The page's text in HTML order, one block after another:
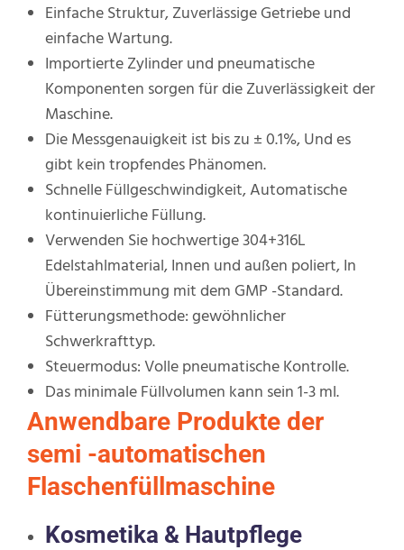
Einfache Struktur, Zuverlässige Getriebe und
einfache Wartung.
Importierte Zylinder und pneumatische
Komponenten sorgen für die Zuverlässigkeit der
Maschine.
Die Messgenauigkeit ist bis zu ± 0.1%, Und es
gibt kein tropfendes Phänomen.
Schnelle Füllgeschwindigkeit, Automatische
kontinuierliche Füllung.
Verwenden Sie hochwertige 304+316L
Edelstahlmaterial, Innen und außen poliert, In
Übereinstimmung mit dem GMP -Standard.
Fütterungsmethode: gewöhnlicher
Schwerkrafttyp.
Steuermodus: Volle pneumatische Kontrolle.
Das minimale Füllvolumen kann sein 1-3 ml.
Anwendbare Produkte der
semi -automatischen
Flaschenfüllmaschine
Kosmetika & Hautpflege